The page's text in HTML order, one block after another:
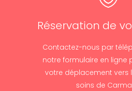
Réservation de
Contactez-nous par
notre formulaire en ligne
votre déplacement vers
soins de